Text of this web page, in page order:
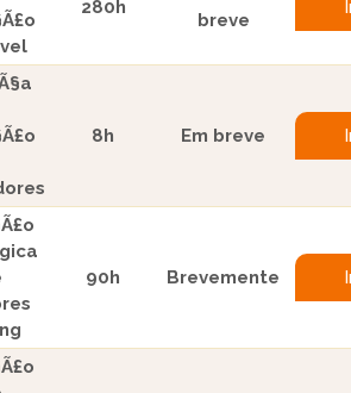
280h
breve
8h Em breve
90h Brevemente